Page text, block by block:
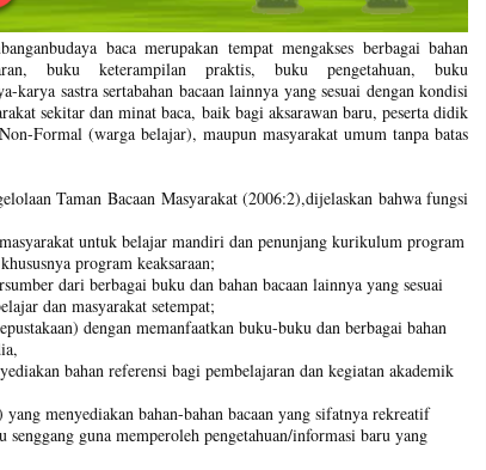
baca merupakan tempat mengakses berbagai bahan
buku keterampilan praktis, buku pengetahuan, buku
karya sastra sertabahan bacaan lainnya yang sesuai dengan kondisi
sekitar dan minat baca, baik bagi aksarawan baru, peserta didik
Formal (warga belajar), maupun masyarakat umum tanpa batas
Taman Bacaan Masyarakat (2006:2),dijelaskan bahwa fungsi
untuk belajar mandiri dan penunjang kurikulum program
program keaksaraan;
dari berbagai buku dan bahan bacaan lainnya yang sesuai
dan masyarakat setempat;
dengan memanfaatkan buku-buku dan berbagai bahan
bahan referensi bagi pembelajaran dan kegiatan akademik
menyediakan bahan-bahan bacaan yang sifatnya rekreatif
senggang guna memperoleh pengetahuan/informasi baru yang